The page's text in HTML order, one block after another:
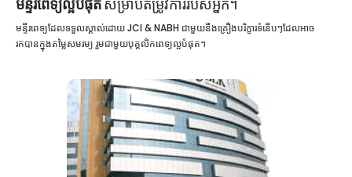
មន្ទីរពេទ្យល្អបំផុតសម្រាប់តម្រូវការរបស់អ្នក។
មន្ទីរពេទ្យដែលទទួលស្គាល់ដោយ JCI & NABH ជាមួយនឹងគ្រឿងបរិក្ខារទំនើបៗដែលអាច
រកបានក្នុងតម្លៃសមរម្យ រួមជាមួយបុគ្គលិកពេទ្យល្អបំផុត។